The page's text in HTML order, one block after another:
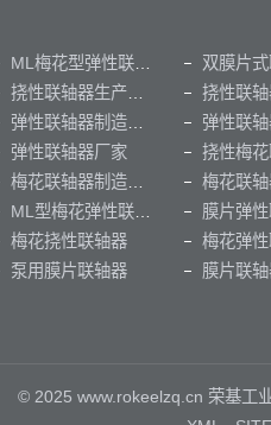
ML梅花型弹性联轴器
双膜片
挠性联轴器生产厂家
挠性联
弹性联轴器制造厂家
弹性联轴器厂家
挠性梅
梅花联轴器制造厂家
ML型梅花弹性联轴器
膜片弹
梅花挠性联轴器
梅花弹
泵用膜片联轴器
© 2025 www.rokeelzq.cn 荣基工